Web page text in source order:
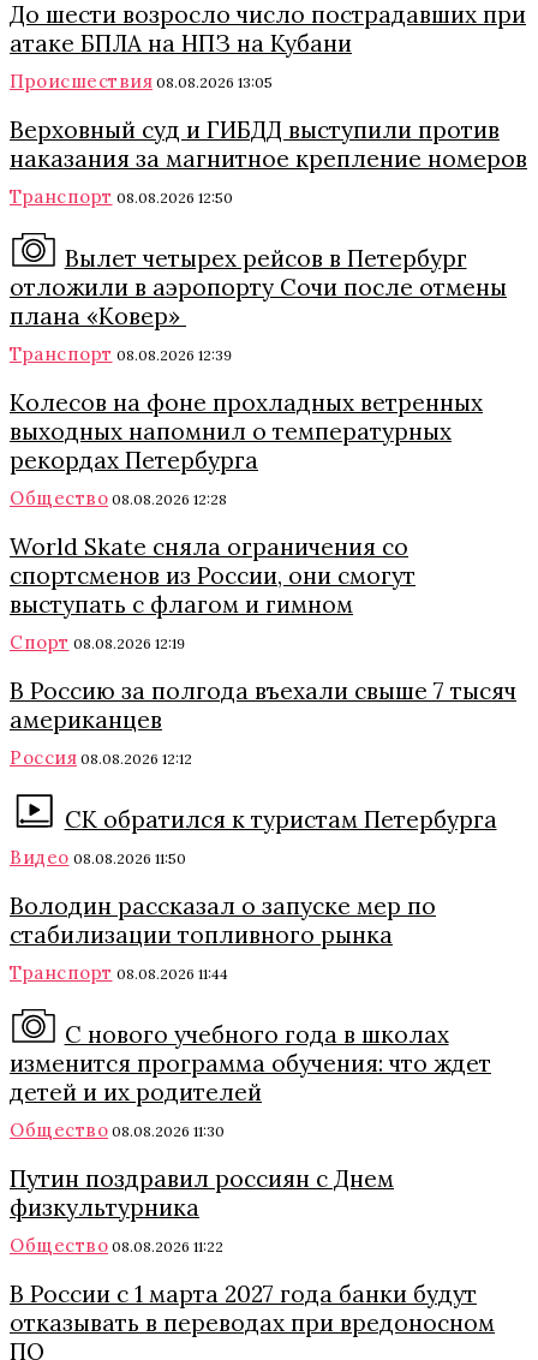
До шести возросло число пострадавших при
атаке БПЛА на НПЗ на Кубани
Происшествия 08.08.2026 13:05
Верховный суд и ГИБДД выступили против
наказания за магнитное крепление номеров
Транспорт 08.08.2026 12:50
Вылет четырех рейсов в Петербург
отложили в аэропорту Сочи после отмены
плана «Ковер»
Транспорт 08.08.2026 12:39
Колесов на фоне прохладных ветренных
выходных напомнил о температурных
рекордах Петербурга
Общество 08.08.2026 12:28
World Skate сняла ограничения со
спортсменов из России, они смогут
выступать с флагом и гимном
Спорт 08.08.2026 12:19
В Россию за полгода въехали свыше 7 тысяч
американцев
Россия 08.08.2026 12:12
СК обратился к туристам Петербурга
Видео 08.08.2026 11:50
Володин рассказал о запуске мер по
стабилизации топливного рынка
Транспорт 08.08.2026 11:44
С нового учебного года в школах
изменится программа обучения: что ждет
детей и их родителей
Общество 08.08.2026 11:30
Путин поздравил россиян с Днем
физкультурника
Общество 08.08.2026 11:22
В России с 1 марта 2027 года банки будут
отказывать в переводах при вредоносном
ПО